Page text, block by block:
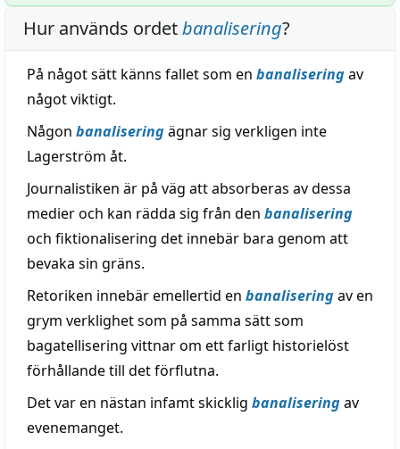
Hur används ordetbanalisering?
På något sätt känns fallet som en banaliseringav
något viktigt.
Någon banaliseringägnar sig verkligen inte
Lagerström åt.
Journalistiken är på väg att absorberas av dessa
medier och kan rädda sig från den banalisering
och fiktionalisering det innebär bara genom att
bevaka sin gräns.
Retoriken innebär emellertid en banaliseringav en
grym verklighet som på samma sätt som
bagatellisering vittnar om ett farligt historielöst
förhållande till det förflutna.
Det var en nästan infamt skicklig banaliseringav
evenemanget.